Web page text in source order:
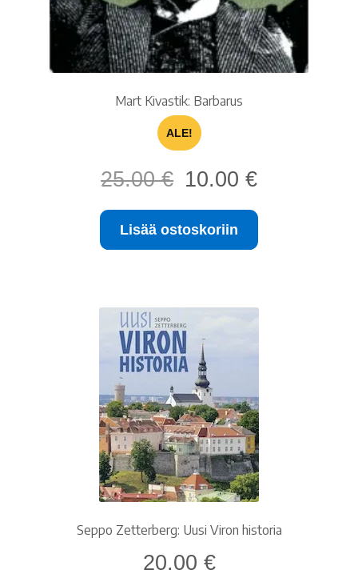
Mart Kivastik: Barbarus
ALE!
25.00€
Alkuperäinen
hinta
oli:
25.00 €.
10.00 €Nykyinen
on:
Lisää ostoskoriin
Seppo Zetterberg: Uusi Viron historia
20.00 €